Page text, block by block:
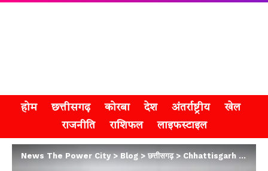
होम छत्तीसगढ़ कोरबा देश अंतर्राष्ट्रीय
खेल
राजनीति
राशिफल लाइफस्टाइल
News The Power City>Blog>छत्तीसगढ़> Chhattisgarh Weather : अंबिकापुर समेत सरगुजा संभाग में कई दिनों से ठिठुरन का दौर जारी